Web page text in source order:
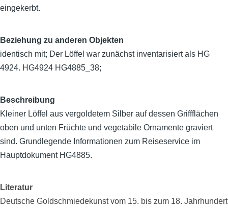
eingekerbt.
Beziehung zu anderen Objekten
identisch mit; Der Löffel war zunächst inventarisiert als HG
4924. HG4924 HG4885_38;
Beschreibung
Kleiner Löffel aus vergoldetem Silber auf dessen Griffflächen
oben und unten Früchte und vegetabile Ornamente graviert
sind. Grundlegende Informationen zum Reiseservice im
Hauptdokument HG4885.
Literatur
Deutsche Goldschmiedekunst vom 15. bis zum 18. Jahrhundert